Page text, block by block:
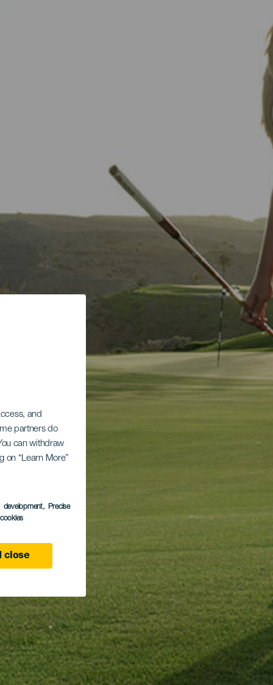
and
partners do
can withdraw
on “Learn More”
development, Precise
close